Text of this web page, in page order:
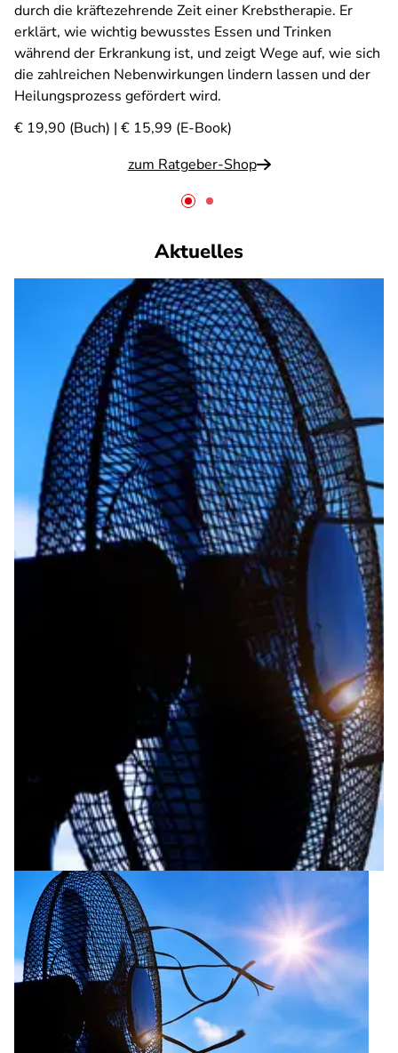
durch die kräftezehrende Zeit einer Krebstherapie. Er
erklärt, wie wichtig bewusstes Essen und Trinken
während der Erkrankung ist, und zeigt Wege auf, wie sich
die zahlreichen Nebenwirkungen lindern lassen und der
Heilungsprozess gefördert wird.
€ 19,90 (Buch) | € 15,99 (E-Book)
zum Ratgeber-Shop
Aktuelles